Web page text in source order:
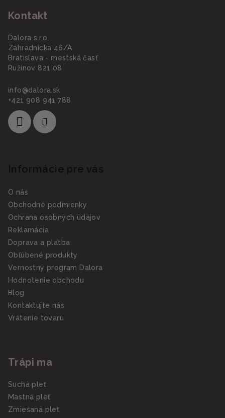
Kontakt
Dalora s.r.o.
Záhradnícka 46/A
Bratislava - mestská časť
Ružinov 821 08
info@dalora.sk
+421 908 941 788
Informácie pre vás
O nás
Obchodné podmienky
Ochrana osobných údajov
Reklamácia
Doprava a platba
Obľúbené produkty
Vernostný program Dalora
Hodnotenie obchodu
Blog
Kontaktujte nás
Vrátenie tovaru
Trápi ma
Suchá pleť
Mastná pleť
Zmiešaná pleť